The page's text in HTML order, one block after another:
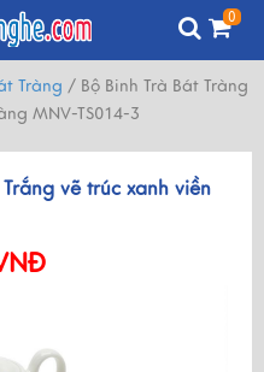
0
Tràng / Bộ Binh Trà Bát Tràng
MNV-TS014-3
vẽ trúc xanh viền